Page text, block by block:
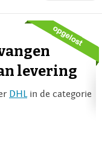
levering
DHL in de categorie